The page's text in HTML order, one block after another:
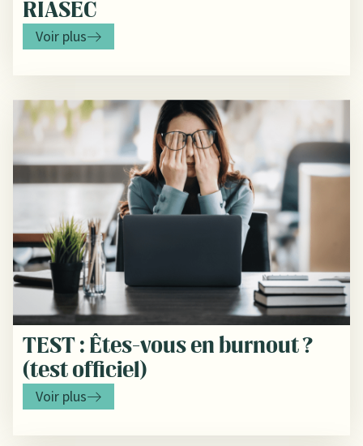
RIASEC
Voir plus
TEST : Êtes-vous en burnout ?
(test officiel)
Voir plus